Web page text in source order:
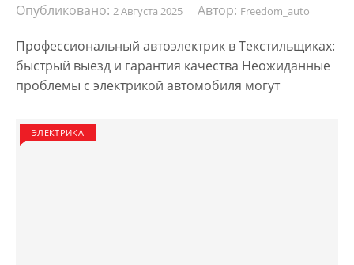
Опубликовано: 2 Августа 2025 Автор: Freedom_auto
Профессиональный автоэлектрик в Текстильщиках:
быстрый выезд и гарантия качества Неожиданные
проблемы с электрикой автомобиля могут
ЭЛЕКТРИКА